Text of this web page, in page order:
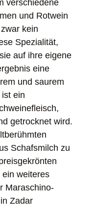
verschiedene
und Rotwein
kein
Spezialität,
auf ihre eigene
eine
und saurem
ein
getrocknet wird.
Schafsmilch zu
weiteres
Maraschino-
Zadar